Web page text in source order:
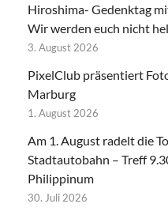
Hiroshima- Gedenktag
Wir werden euch nicht
3. August 2026
PixelClub präsentiert
Marburg
1. August 2026
Am 1. August radelt die
Stadtautobahn – Treff
Philippinum
30. Juli 2026